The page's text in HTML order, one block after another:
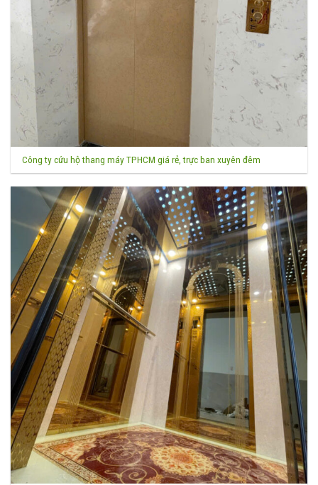
Công ty cứu hộ thang máy TPHCM giá rẻ, trực ban xuyên đêm